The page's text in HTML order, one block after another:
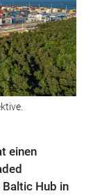
einen
Baltic Hub in